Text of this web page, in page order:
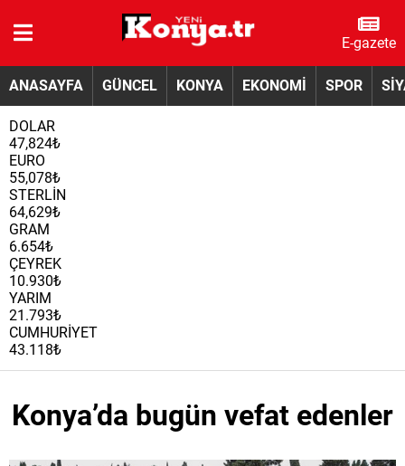
E-gazete
ANASAYFA GÜNCEL KONYA EKONOMİ SPOR
DOLAR
47,824₺
EURO
55,078₺
STERLİN
64,629₺
GRAM
6.654₺
ÇEYREK
10.930₺
YARIM
21.793₺
CUMHURİYET
43.118₺
Konya’da bugün vefat edenler